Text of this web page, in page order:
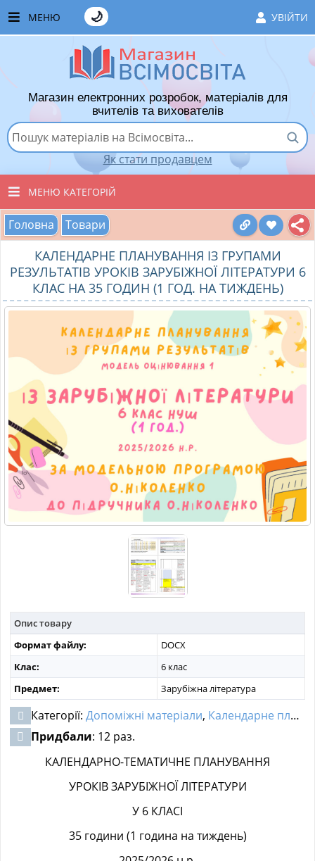
МЕНЮ УВІЙТИ
🌙
ЧАСТІ ЗАПИТАННЯ
ЯК ТУТ КУПУВАТИ
ЯК ТУТ ПРОДАВАТИ
ДОДАТИ РОЗРОБКУ
ВПОДОБАНІ ТОВАРИ
КОШИК
Магазин електронних розробок, матеріалів для
вчителів та вихователів
Як стати продавцем
МЕНЮ КАТЕГОРІЙ
ВСІ ТОВАРИ
ВИХОВАТЕЛЯМ ДНЗ
ПОЧАТКОВІ КЛАСИ
МАТЕРІАЛИ З ПРЕДМЕТІВ
РІЗНІ МАТЕРІАЛИ
НОВИНИ
Головна Товари
КАЛЕНДАРНЕ ПЛАНУВАННЯ ІЗ ГРУПАМИ
РЕЗУЛЬТАТІВ УРОКІВ ЗАРУБІЖНОЇ ЛІТЕРАТУРИ 6
КЛАС НА 35 ГОДИН (1 ГОД. НА ТИЖДЕНЬ)
Опис товару
Формат файлу:
DOCX
Клас:
6 клас
Предмет:
Зарубіжна література
Категорії: Допоміжні матеріали, Календарне планування
Придбали: 12 раз.
КАЛЕНДАРНО-ТЕМАТИЧНЕ ПЛАНУВАННЯ
УРОКІВ ЗАРУБІЖНОЇ ЛІТЕРАТУРИ
У 6 КЛАСІ
35 години (1 година на тиждень)